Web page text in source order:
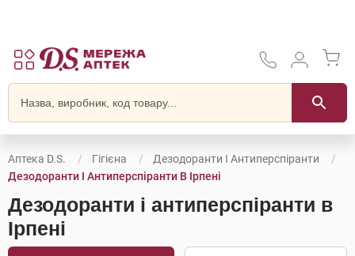
Аптека D.S. Гігієна
Дезодоранти І Антиперспіранти
Дезодоранти І Антиперспіранти В Ірпені
Дезодоранти і антиперспіранти в
Ірпені